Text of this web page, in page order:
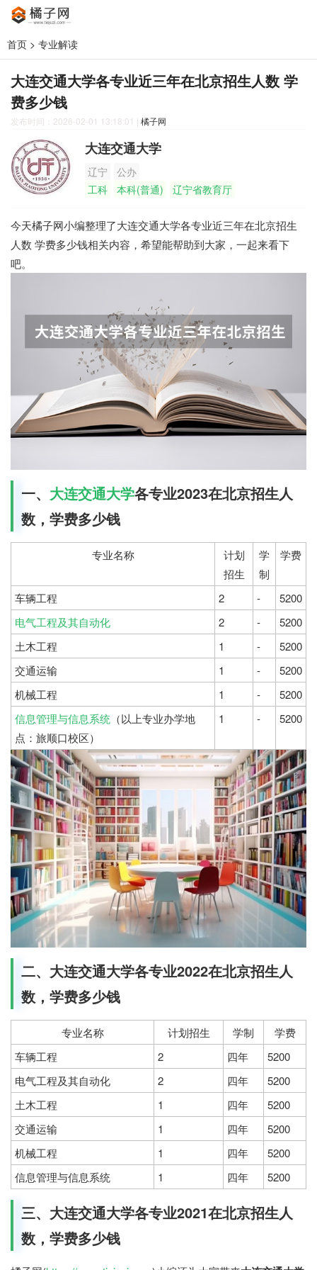
首页 > 专业解读
大连交通大学各专业近三年在北京招生人数 学
费多少钱
发布时间：2026-02-01 13:18:01 | 橘子网
大连交通大学
辽宁
公办
工科
本科(普通) 辽宁省教育厅
今天橘子网小编整理了大连交通大学各专业近三年在北京招生
人数 学费多少钱相关内容，希望能帮助到大家，一起来看下
吧。
一、 大连交通大学各专业2023在北京招生人
数，学费多少钱
专业名称
计划
招生
学
制
学费
车辆工程 2 -
5200
电气工程及其自动化
2 -
5200
土木工程
1 -
5200
交通运输
1 -
5200
机械工程
1 -
5200
信息管理与信息系统 （以上专业办学地
点：旅顺口校区）
1 - 5200
二、大连交通大学各专业2022在北京招生人
数，学费多少钱
专业名称 计划招生 学制
学费
车辆工程
2 四年
5200
电气工程及其自动化
2 四年
5200
土木工程
1 四年
5200
交通运输
1 四年
5200
机械工程
1 四年
5200
信息管理与信息系统
1 四年 5200
三、大连交通大学各专业2021在北京招生人
数，学费多少钱